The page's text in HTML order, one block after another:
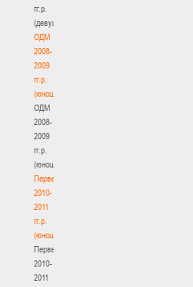
гг.р.
(девушки)
ОДМ
2008-
2009
гг.р.
(юноши)
ОДМ
2008-
2009
гг.р.
(юноши)
Первенство
2010-
2011
гг.р.
(юноши)
Первенство
2010-
2011